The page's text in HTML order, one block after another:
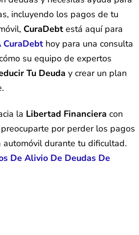
incluyendo los pagos de tu
CuraDebt está aquí para
CuraDebt hoy para una consulta
su equipo de expertos
Tu Deuda y crear un plan
la Libertad Financiera con
por perder los pagos
durante tu dificultad.
De Alivio De Deudas De